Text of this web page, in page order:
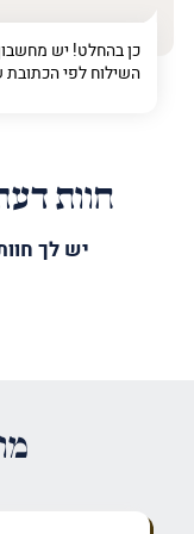
כן בהחלט! יש
השילוח לפי
חוות
יש לך